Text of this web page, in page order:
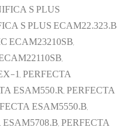
S PLUS
S PLUS ECAM22.323.B
ECAM23210SB,
1, PERFECTA
ESAM550.R, PERFECTA
ESAM5550.B,
PERFECTA